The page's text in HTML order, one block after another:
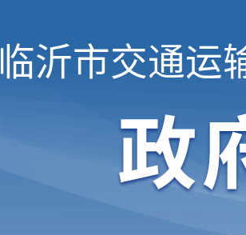
临沂市交通运